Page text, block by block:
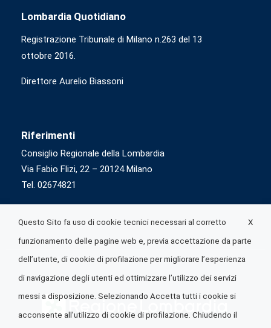
Lombardia Quotidiano
Registrazione Tribunale di Milano n.263 del 13
ottobre 2016.
Direttore Aurelio Biassoni
Riferimenti
Consiglio Regionale della Lombardia
Via Fabio Flizi, 22 – 20124 Milano
Tel. 02674821
X
Questo Sito fa uso di cookie tecnici necessari al corretto
funzionamento delle pagine web e, previa accettazione da parte
dell’utente, di cookie di profilazione per migliorare l’esperienza
di navigazione degli utenti ed ottimizzare l’utilizzo dei servizi
messi a disposizione. Selezionando Accetta tutti i cookie si
acconsente all’utilizzo di cookie di profilazione. Chiudendo il